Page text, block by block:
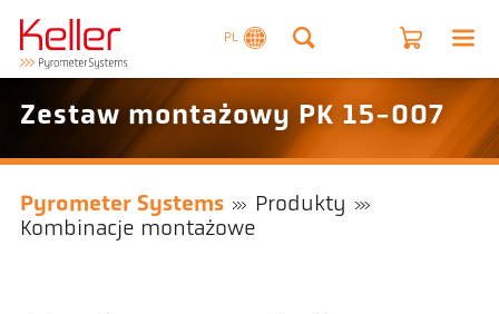
PL
Zestaw montażowy PK 15-007
Pyrometer Systems
Produkty
Kombinacje montażowe